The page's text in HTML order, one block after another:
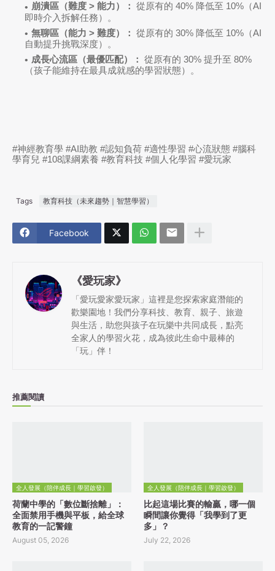
崩潰區（難度 > 能力）： 從原有的 40% 降低至 10% （AI
即時介入拆解任務）。
無聊區（能力 > 難度）： 從原有的 30% 降低至 10% （AI
自動提升挑戰深度）。
成長心流區（最優匹配）： 從原有的 30% 提升至 80%
（孩子能維持在最具成就感的學習狀態）。
#神經教育學 #AI助教 #認知負荷 #適性學習 #心流狀態 #腦科
學育兒 #108課綱素養 #教育科技 #個人化學習 #愛玩家
Tags 教育科技（未來趨勢｜智慧學習）
Facebook
《愛玩家》
「愛玩愛家愛玩家」這裡是您探索家庭潛能的
歡樂園地！我們分享科技、教育、親子、旅遊
與生活，助您與孩子在玩樂中共同成長，點亮
全家人的學習火花，成為彼此生命中最棒的
「玩」伴！
推薦閱讀
全人發展（陪伴成長｜學習啟發）
荷蘭中學的「數位斷捨離」：
全面禁用手機與平板，給全球
教育的一記警鐘
August 05, 2026
全人發展（陪伴成長｜學習啟發）
比起這場比賽的輸贏，哪一個
瞬間讓你覺得「我學到了更
多」？
July 22, 2026